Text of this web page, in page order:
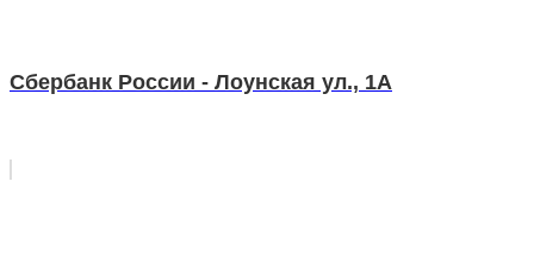
Сбербанк России - Лоунская ул., 1А